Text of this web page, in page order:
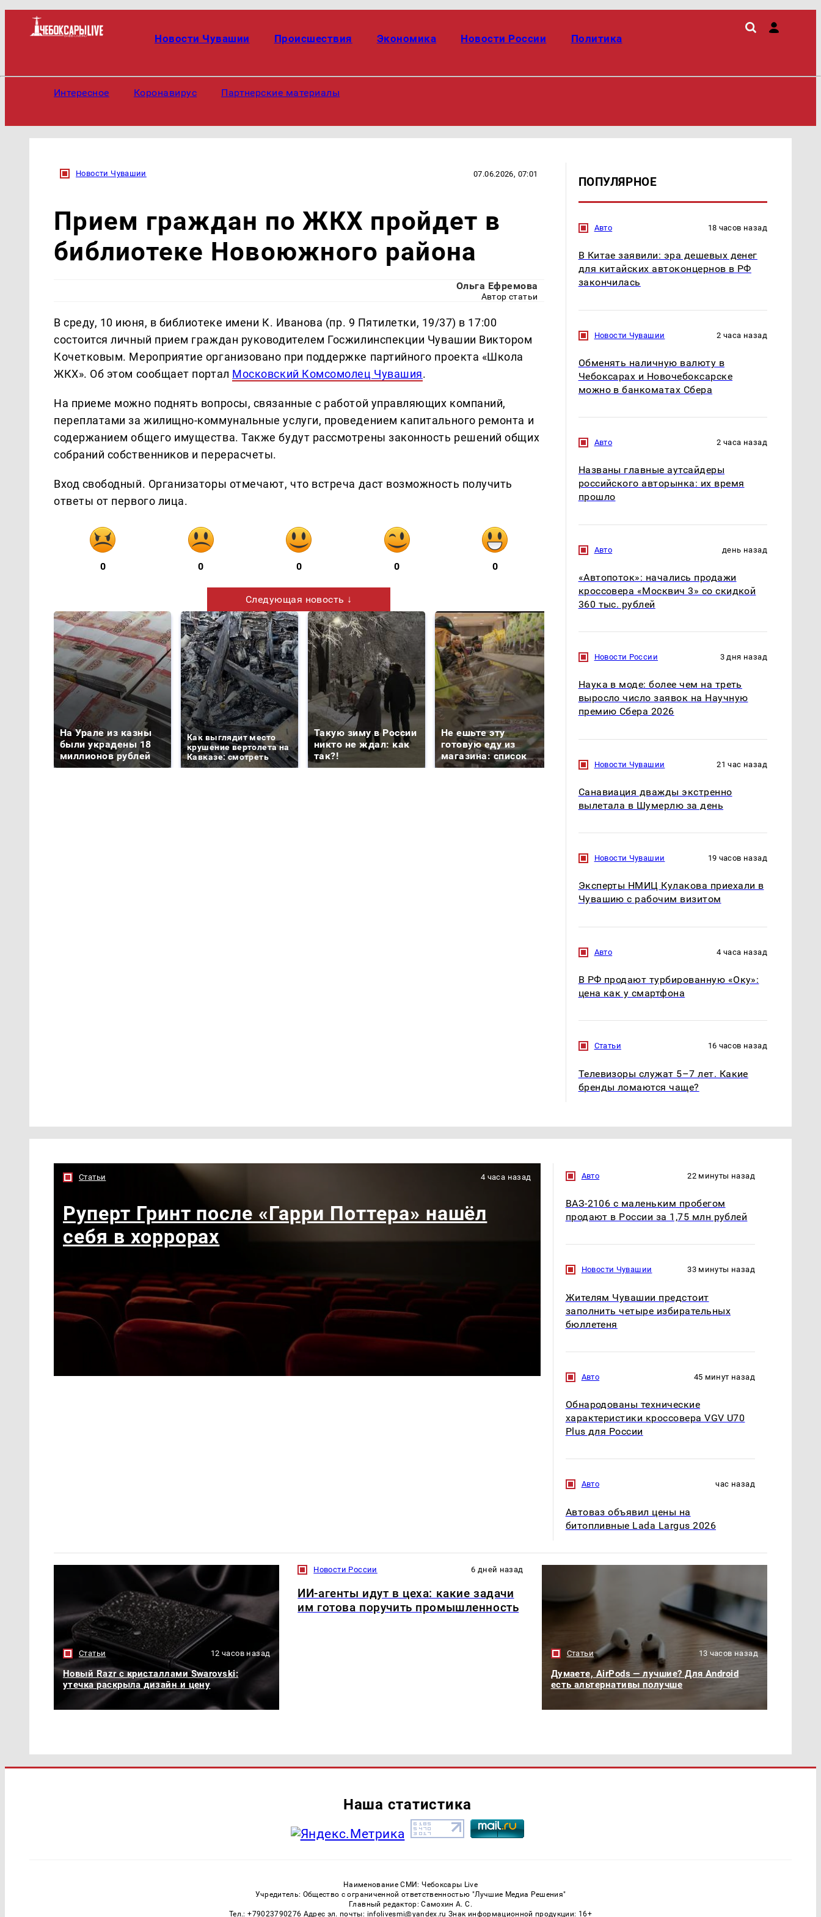
Новости Чувашии Происшествия Экономика Новости России Политика
Интересное Коронавирус Партнерские материалы
Новости Чувашии 07.06.2026, 07:01
Прием граждан по ЖКХ пройдет в
библиотеке Новоюжного района
Ольга Ефремова
Автор статьи
В среду, 10 июня, в библиотеке имени К. Иванова (пр. 9 Пятилетки, 19/37) в 17:00
состоится личный прием граждан руководителем Госжилинспекции Чувашии Виктором
Кочетковым. Мероприятие организовано при поддержке партийного проекта «Школа
ЖКХ». Об этом сообщает портал Московский Комсомолец Чувашия.
На приеме можно поднять вопросы, связанные с работой управляющих компаний,
переплатами за жилищно-коммунальные услуги, проведением капитального ремонта и
содержанием общего имущества. Также будут рассмотрены законность решений общих
собраний собственников и перерасчеты.
Вход свободный. Организаторы отмечают, что встреча даст возможность получить
ответы от первого лица.
0 0 0 0 0
Следующая новость ↓
На Урале из казны
были украдены 18
миллионов рублей
Как выглядит место
крушение вертолета на
Кавказе: смотреть
Такую зиму в России
никто не ждал: как
так?!
Не ешьте эту
готовую еду из
магазина: список
Все новости по
ПОПУЛЯРНОЕ
Авто 18 часов назад
В Китае заявили: эра дешевых денег
для китайских автоконцернов в РФ
закончилась
Новости Чувашии 2 часа назад
Обменять наличную валюту в
Чебоксарах и Новочебоксарске
можно в банкоматах Сбера
Авто 2 часа назад
Названы главные аутсайдеры
российского авторынка: их время
прошло
Авто день назад
«Автопоток»: начались продажи
кроссовера «Москвич 3» со скидкой
360 тыс. рублей
Новости России 3 дня назад
Наука в моде: более чем на треть
выросло число заявок на Научную
премию Сбера 2026
Новости Чувашии 21 час назад
Санавиация дважды экстренно
вылетала в Шумерлю за день
Новости Чувашии 19 часов назад
Эксперты НМИЦ Кулакова приехали в
Чувашию с рабочим визитом
Авто 4 часа назад
В РФ продают турбированную «Оку»:
цена как у смартфона
Статьи 16 часов назад
Телевизоры служат 5–7 лет. Какие
бренды ломаются чаще?
Статьи 4 часа назад
Руперт Гринт после «Гарри Поттера» нашёл
себя в хоррорах
Авто 22 минуты назад
ВАЗ-2106 с маленьким пробегом
продают в России за 1,75 млн рублей
Новости Чувашии 33 минуты назад
Жителям Чувашии предстоит
заполнить четыре избирательных
бюллетеня
Авто 45 минут назад
Обнародованы технические
характеристики кроссовера VGV U70
Plus для России
Авто час назад
Автоваз объявил цены на
битопливные Lada Largus 2026
Статьи 12 часов назад
Новый Razr с кристаллами Swarovski:
утечка раскрыла дизайн и цену
Новости России 6 дней назад
ИИ-агенты идут в цеха: какие задачи
им готова поручить промышленность
Статьи 13 часов назад
Думаете, AirPods — лучшие? Для Android
есть альтернативы получше
Наша статистика
Наименование СМИ: Чебоксары Live
Учредитель: Общество с ограниченной ответственностью "Лучшие Медиа Решения"
Главный редактор: Самохин А. С.
Тел.: +79023790276 Адрес эл. почты: infolivesmi@yandex.ru Знак информационной продукции: 16+